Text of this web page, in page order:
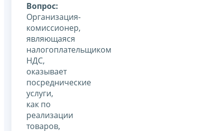
Вопрос:
Организация-
комиссионер,
являющаяся
налогоплательщиком
НДС,
оказывает
посреднические
услуги,
как по
реализации
товаров,